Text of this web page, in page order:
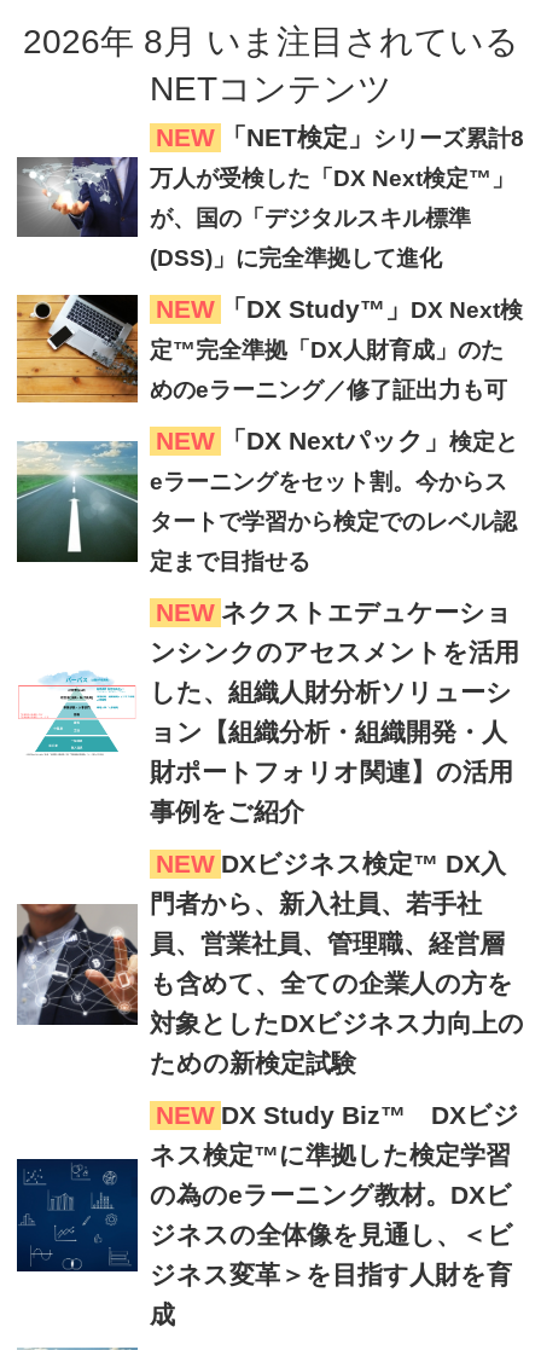
2026年 8月 いま注目 されている
NETコンテンツ
NEW 「NET検定」
シリーズ累計8
万人が受検した「DX Next検定™」
が、国の「デジタルスキル標準
(DSS)」に完全準拠して進化
NEW 「DX Study™」 DX Next検
定™完全準拠「DX人財育成」のた
めのeラーニング／修了証出力も可
NEW 「DX Nextパック」 検定と
eラーニングをセット割。今からス
タートで学習から検定でのレベル認
定まで目指せる
NEW ネクストエデュケーショ
ンシンクのアセスメントを活用
した、組織人財分析ソリューシ
ョン【組織分析・組織開発・人
財ポートフォリオ関連】の活用
事例をご紹介
NEW DXビジネス検定™ DX入
門者から、新入社員、若手社
員、営業社員、管理職、経営層
も含めて、全ての企業人の方を
対象としたDXビジネス力向上の
ための新検定試験
NEW DX Study Biz™ DXビジ
ネス検定™に準拠した検定学習
の為のeラーニング教材。DXビ
ジネスの全体像を見通し、＜ビ
ジネス変革＞を目指す人財を育
成